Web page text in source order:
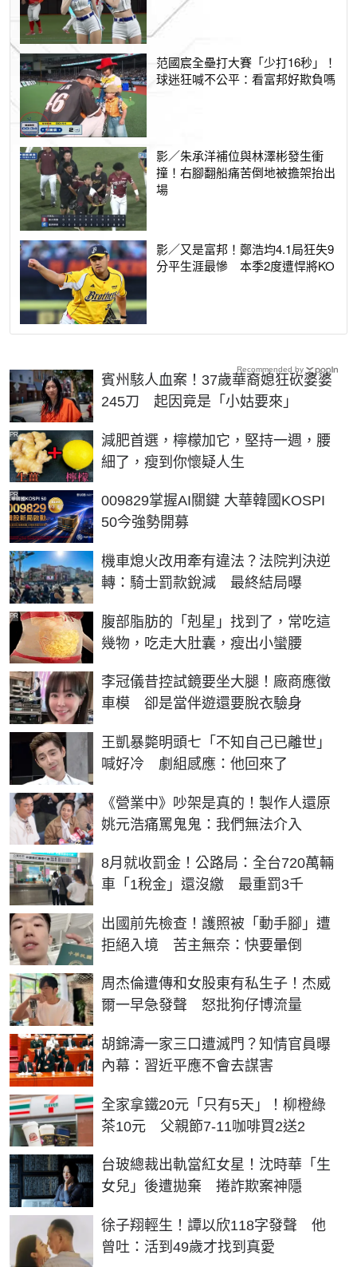
范國宸全壘打大賽「少打16秒」！
球迷狂喊不公平：看富邦好欺負嗎
影／朱承洋補位與林澤彬發生衝
撞！右腳翻船痛苦倒地被擔架抬出
場
影／又是富邦！鄭浩均4.1局狂失9
分平生涯最慘 本季2度遭悍將KO
賓州駭人血案！37歲華裔媳狂砍婆婆
245刀 起因竟是「小姑要來」
減肥首選，檸檬加它，堅持一週，腰
細了，瘦到你懷疑人生
PR
009829掌握AI關鍵 大華韓國KOSPI
50今強勢開募
PR
機車熄火改用牽有違法？法院判決逆
轉：騎士罰款銳減 最終結局曝
腹部脂肪的「剋星」找到了，常吃這
幾物，吃走大肚囊，瘦出小蠻腰
PR
李冠儀昔控試鏡要坐大腿！廠商應徵
車模 卻是當伴遊還要脫衣驗身
王凱暴斃明頭七「不知自己已離世」
喊好冷 劇組感應：他回來了
《營業中》吵架是真的！製作人還原
姚元浩痛罵鬼鬼：我們無法介入
8月就收罰金！公路局：全台720萬輛
車「1稅金」還沒繳 最重罰3千
出國前先檢查！護照被「動手腳」遭
拒絕入境 苦主無奈：快要暈倒
周杰倫遭傳和女股東有私生子！杰威
爾一早急發聲 怒批狗仔博流量
胡錦濤一家三口遭滅門？知情官員曝
內幕：習近平應不會去謀害
全家拿鐵20元「只有5天」！柳橙綠
茶10元 父親節7-11咖啡買2送2
台玻總裁出軌當紅女星！沈時華「生
女兒」後遭拋棄 捲詐欺案神隱
徐子翔輕生！譚以欣118字發聲 他
曾吐：活到49歲才找到真愛
Recommended by